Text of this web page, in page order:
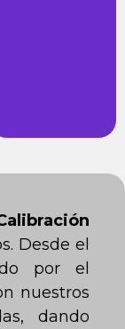
Desde el
por el
nuestros
dando